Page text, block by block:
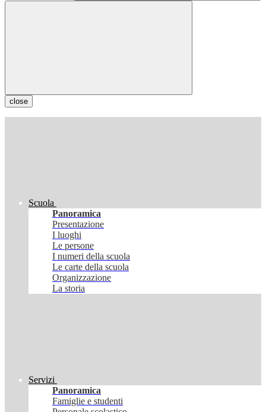
close
Scuola
Panoramica
Presentazione
I luoghi
Le persone
I numeri della scuola
Le carte della scuola
Organizzazione
La storia
Servizi
Panoramica
Famiglie e studenti